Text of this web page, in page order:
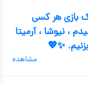
بازی هر کسی
، نیوشا ، آرمیتا
مشاهده